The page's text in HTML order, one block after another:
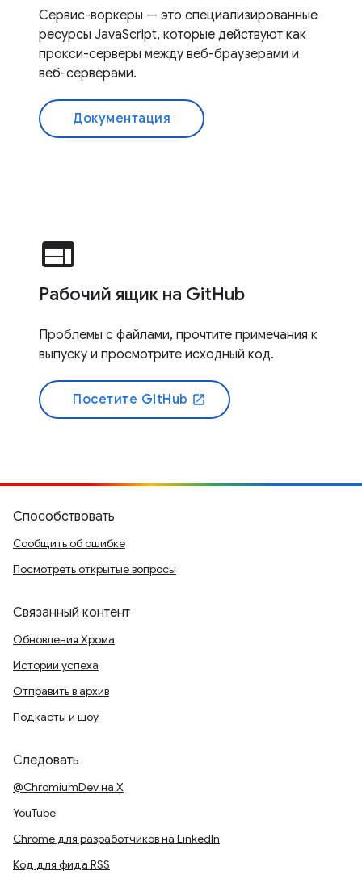
Сервис-воркеры — это специализированные
ресурсы JavaScript, которые действуют как
прокси-серверы между веб-браузерами и
веб-серверами.
Документация
web
Рабочий ящик на GitHub
Проблемы с файлами, прочтите примечания к
выпуску и просмотрите исходный код.
Посетите GitHub open_in_new
Способствовать
Сообщить об ошибке
Посмотреть открытые вопросы
Связанный контент
Обновления Хрома
Истории успеха
Отправить в архив
Подкасты и шоу
Следовать
@ChromiumDev на X
YouTube
Chrome для разработчиков на LinkedIn
Код для фида RSS